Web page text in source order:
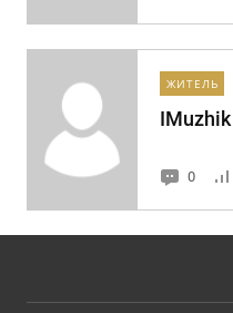
ЖИТЕЛЬ
IMuzhik
0